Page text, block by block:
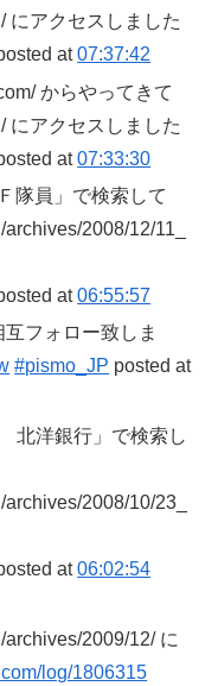
にアクセスしました
at07:37:42
からやってきて
にアクセスしました
at07:33:30
隊員」で検索して
2008/12/11_
at06:55:57
互フォロー致しま
#pismo_JP posted at
北洋銀行」で検索し
2008/10/23_
at06:02:54
2009/12/ に
log/1806315